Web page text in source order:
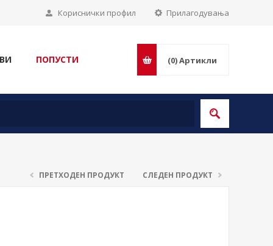
Прилагодувања
Кориснички профил
ПОПУСТИ (0)Артикли
ПРЕТХОДЕН ПРОДУКТ СЛЕДЕН ПРОДУКТ